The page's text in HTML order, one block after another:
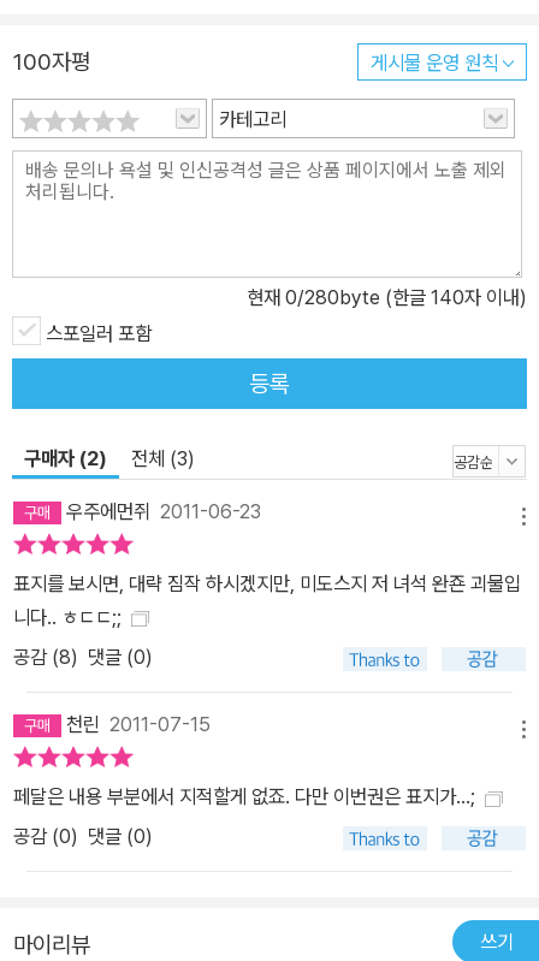
100자평 게시물 운영 원칙
카테고리
현재 0/280byte (한글 140자 이내)
스포일러 포함
등록
구매자 (2) 전체 (3)
우주에먼쥐 2011-06-23
표지를 보시면, 대략 짐작 하시겠지만, 미도스지 저 녀석 완죤 괴물입
니다.. ㅎㄷㄷ;;
공감 (8) 댓글 (0)
천린 2011-07-15
페달은 내용 부분에서 지적할게 없죠. 다만 이번권은 표지가...;
공감 (0) 댓글 (0)
마이리뷰 쓰기